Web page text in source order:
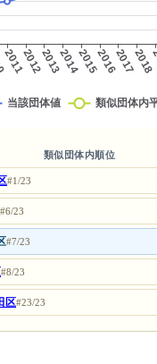
類似団体内順位
#1/23
#6/23
#7/23
#8/23
区#23/23